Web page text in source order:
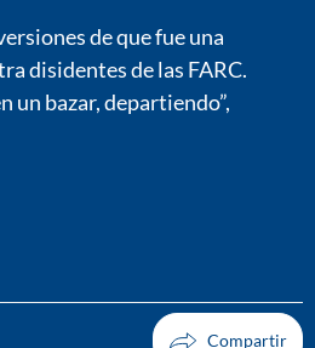
de que fue una
disidentes de las FARC.
un bazar, departiendo”,